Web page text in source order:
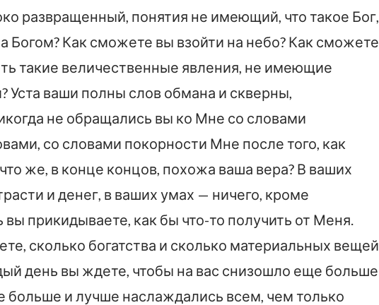
развращенный, понятия не имеющий, что такое Бог,
Богом? Как сможете вы взойти на небо? Как сможете
такие величественные явления, не имеющие
Уста ваши полны слов обмана и скверны,
не обращались вы ко Мне со словами
со словами покорности Мне после того, как
же, в конце концов, похожа ваша вера? В ваших
и денег, в ваших умах — ничего, кроме
прикидываете, как бы что-то получить от Меня.
сколько богатства и сколько материальных вещей
день вы ждете, чтобы на вас снизошло еще больше
больше и лучше наслаждались всем, чем только